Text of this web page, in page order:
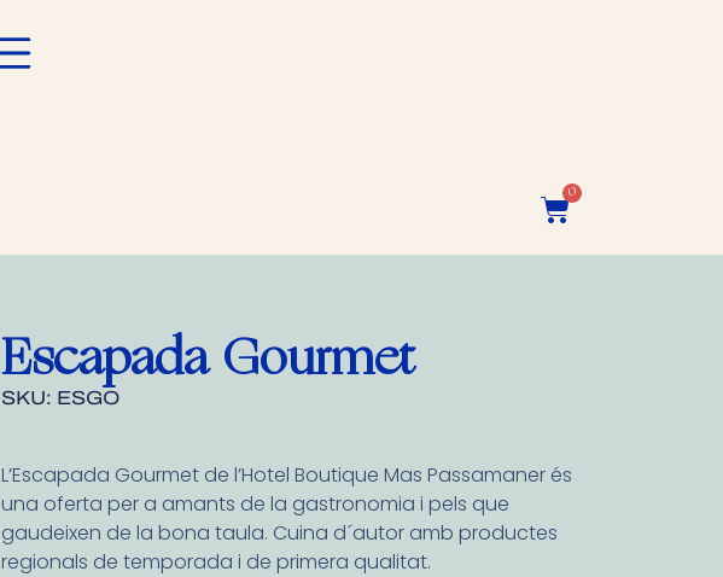
0
Escapada Gourmet
SKU: ESGO
L’Escapada Gourmet de l’Hotel Boutique Mas Passamaner és
una oferta per a amants de la gastronomia i pels que
gaudeixen de la bona taula. Cuina d´autor amb productes
regionals de temporada i de primera qualitat.